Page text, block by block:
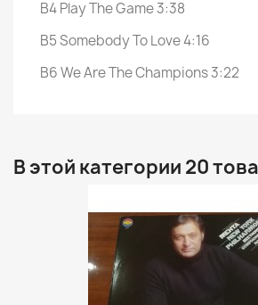
B4 Play The Game 3:38
B5 Somebody To Love 4:16
B6 We Are The Champions 3:22
В этой категории 20